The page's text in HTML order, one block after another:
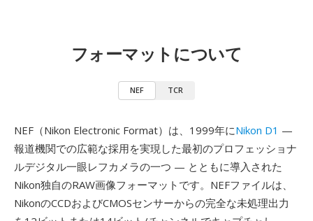
フォーマットについて
NEF TCR
NEF（Nikon Electronic Format）は、1999年にNikon D1 —
報道機関での広範な採用を実現した最初のプロフェッショナ
ルデジタル一眼レフカメラの一つ — とともに導入された
Nikon独自のRAW画像フォーマットです。NEFファイルは、
NikonのCCDおよびCMOSセンサーからの完全な未処理出力